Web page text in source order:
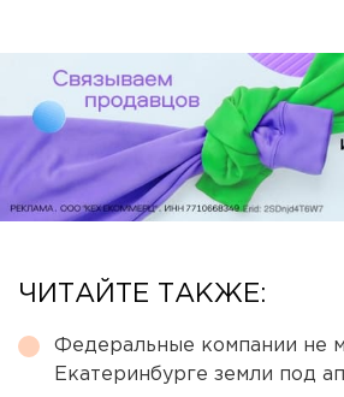
ЧИТАЙТЕ ТАКЖЕ:
Федеральные компании не
Екатеринбурге земли под